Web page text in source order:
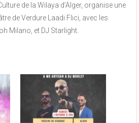
de la Wilaya d’Alger, organise une
de Verdure Laadi Flici, avec les
Milano, et DJ Starlight.